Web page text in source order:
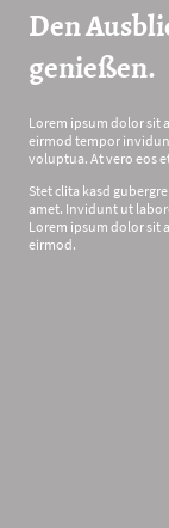
Den
genießen.
Lorem ipsum dolor sit
eirmod tempor
voluptua. At vero eos
Stet clita kasd
amet. Invidunt ut
Lorem ipsum dolor sit
eirmod.